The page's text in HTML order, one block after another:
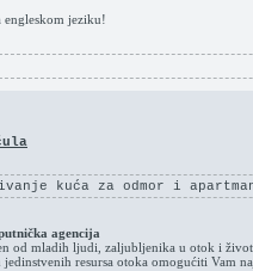
engleskom jeziku!
kuća za odmor i
agencija
od mladih ljudi, zaljubljenika u otok i
jedinstvenih resursa otoka omogućiti Vam